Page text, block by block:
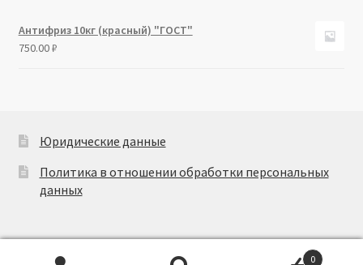
Антифриз 10кг (красный) "ГОСТ"
750.00₽
Юридические данные
Политика в отношении обработки персональных
данных
0